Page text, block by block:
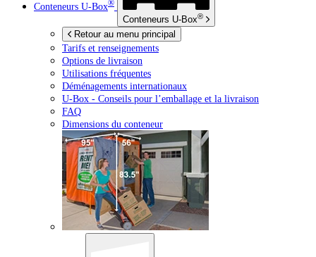
Conteneurs U-Box®
Conteneurs U-Box®
Retour au menu principal
Tarifs et renseignements
Options de livraison
Utilisations fréquentes
Déménagements internationaux
U-Box - Conseils pour l’emballage et la livraison
FAQ
Dimensions du conteneur